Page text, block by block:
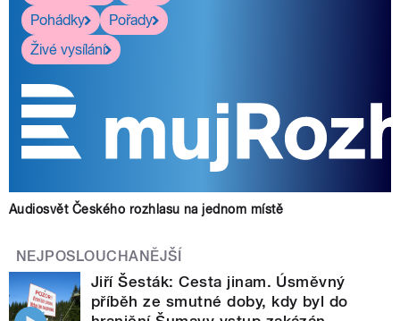
Pohádky
Pořady
Živé vysílání
Audiosvět Českého rozhlasu na jednom místě
NEJPOSLOUCHANĚJŠÍ
Jiří Šesták: Cesta jinam. Úsměvný
příběh ze smutné doby, kdy byl do